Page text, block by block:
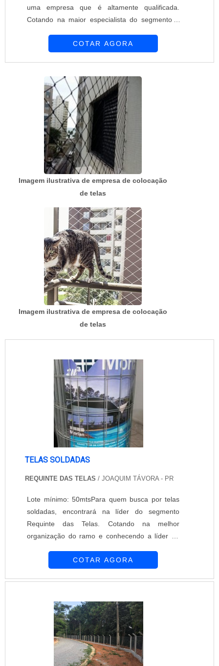
uma empresa que é altamente qualificada.
Cotando na maior especialista do segmento e
área de atuação.Quando a temática é empresa
soluções para fazendeiros, aviários, pátios,
canis, chácaras, campos de futebol, licitaçõe...
COTAR AGORA
Imagem ilustrativa de empresa de colocação
de telas
Imagem ilustrativa de empresa de colocação
de telas
TELAS SOLDADAS
REQUINTE DAS TELAS / JOAQUIM TÁVORA - PR
Lote mínimo: 50mtsPara quem busca por telas
soldadas, encontrará na líder do segmento
Requinte das Telas. Cotando na melhor
organização do ramo e conhecendo a líder da
importante lembrar que o produto deve ser
prejuízos com substituições frequentes de
produtos que não cumprem com suas funções
adequadamente. Assim, é possível poupar
gastos desnecessários.INFORMAÇÕES
INTERESSANTES SOBRE AS TELAS
COTAR AGORA